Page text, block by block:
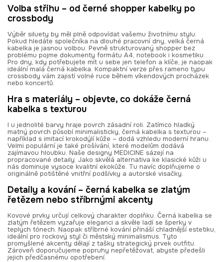
Volba střihu – od černé shopper kabelky po
crossbody
Výběr siluety by měl plně odpovídat vašemu životnímu stylu.
Pokud hledáte společníka na dlouhé pracovní dny, velká černá
kabelka je jasnou volbou. Pevně strukturovaný shopper bez
problému pojme dokumenty formátu A4, notebook i kosmetiku.
Pro dny, kdy potřebujete mít u sebe jen telefon a klíče, je naopak
ideální malá černá kabelka. Kompaktní verze přes rameno typu
crossbody vám zajistí volné ruce během víkendových procházek
nebo koncertů.
Hra s materiály – objevte, co dokáže černá
kabelka s texturou
I u jednolité barvy hraje povrch zásadní roli. Zatímco hladký
matný povrch působí minimalisticky, černá kabelka s texturou –
například s imitací krokodýlí kůže – dodá vzhledu moderní hranu.
Velmi populární je také prošívání, které modelům dodává
zajímavou hloubku. Naše designy MEDICINE sázejí na
propracované detaily. Jako skvělá alternativa ke klasické kůži u
nás dominuje vysoce kvalitní ekokůže. Tu navíc doplňujeme o
originálně potištěné vnitřní podšívky a autorské visačky.
Detaily a kování – černá kabelka se zlatým
řetězem nebo stříbrnými akcenty
Kovové prvky určují celkový charakter doplňku. Černá kabelka se
zlatým řetězem vyzařuje eleganci a skvěle ladí se šperky v
teplých tónech. Naopak stříbrné kování přináší chladnější estetiku,
ideální pro rockový styl či městský minimalismus. Tyto
promyšlené akcenty dělají z tašky strategický prvek outfitu.
Zároveň doporučujeme popruhy nepřetěžovat, abyste předešli
jejich předčasnému opotřebení.